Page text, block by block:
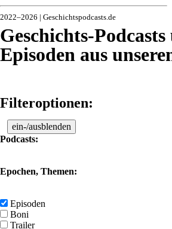
2022–2026 | Geschichtspodcasts.de
Geschichts-
Episoden aus
Filteroptionen:
ein-/ausblenden
Podcasts:
Epochen, Themen:
Episoden
Boni
Trailer